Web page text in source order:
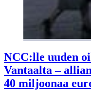
NCC:lle uuden
Vantaalta –
40 miljoonaa